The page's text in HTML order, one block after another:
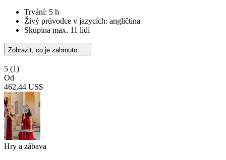
Trvání: 5 h
Živý průvodce v jazycích: angličtina
Skupina max. 11 lidí
Zobrazit, co je zahrnuto
5 (1)
Od
462,44 US$
Hry a zábava